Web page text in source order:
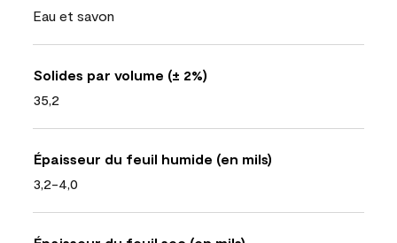
Eau et savon
Solides par volume (± 2%)
35,2
Épaisseur du feuil humide (en mils)
3,2-4,0